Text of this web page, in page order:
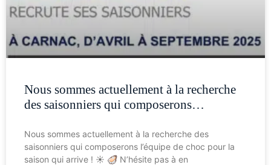
Nous sommes actuellement à la recherche
des saisonniers qui composerons…
Nous sommes actuellement à la recherche des
saisonniers qui composerons l’équipe de choc pour la
saison qui arrive ! ☀️ 🦪 N’hésite pas à en